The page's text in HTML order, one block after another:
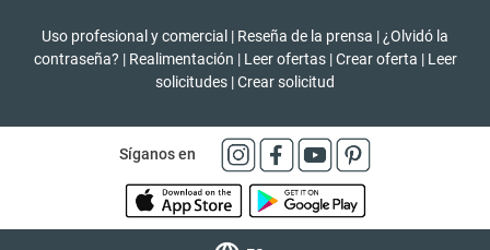
Uso profesional y comercial | Reseña de la prensa | ¿Olvidó la
contraseña? | Realimentación | Leer ofertas | Crear oferta | Leer
solicitudes |Crear solicitud
Síganos en